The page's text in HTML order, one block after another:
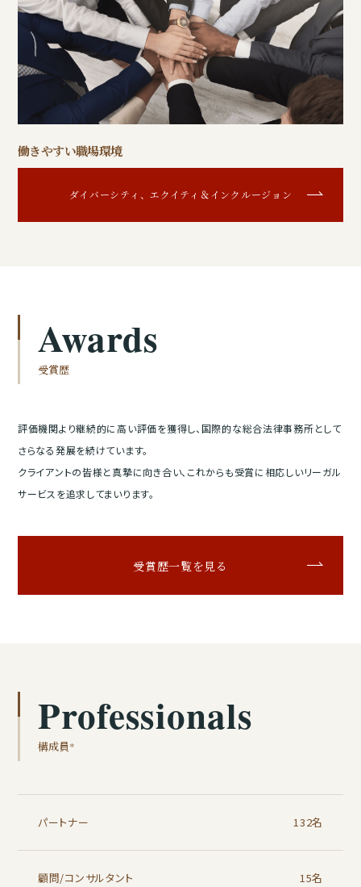
働きやすい職場環境
ダイバーシティ、エクイティ＆インクルージョン
Awards
受賞歴
評価機関より継続的に高い評価を獲得し、国際的な総合法律事務所として
さらなる発展を続けています。
クライアントの皆様と真摯に向き合い、これからも受賞に相応しいリーガル
サービスを追求してまいります。
受賞歴一覧を見る
Professionals
構成員*
パートナー 132名
顧問/コンサルタント 15名